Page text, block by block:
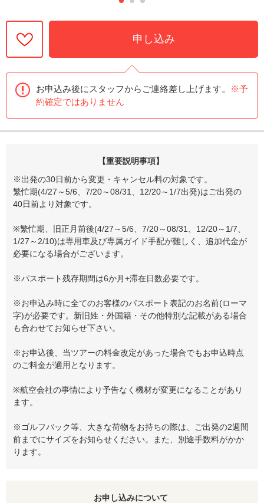
申し込み
お申込み後にスタッフからご連絡差し上げます。
※予
約確定ではありません
【重要説明事項】
※出発の30日前から変更・キャンセル料の対象です。
繁忙期(4/27～5/6、7/20～08/31、12/20～1/7出発)はご出発の
40日前より対象です。
※繁忙期、旧正月前後(4/27～5/6、7/20～08/31、12/20～1/7、
1/27～2/10)は専用車及び専属ガイド手配が難しく、追加代金が
必要になる場合がございます。
※パスポート残存期間は6か月+滞在日数必要です。
※お申込み時に全てのお客様のパスポート表記のお名前(ローマ
字)が必要です。新旧姓・外国籍・その他特別な記載がある場合
も合わせてお知らせ下さい。
※お申込後、当ツアーの料金改定があった場合でもお申込時点
のご料金が適用となります。
※航空会社の事情により予告なく機材が変更になることがあり
ます。
※ゴルフバック等、大きな荷物をお持ちの際は、ご出発の2週間
前までにサイズをお知らせください。また、別途手数料がかか
ります。
お申し込みについて